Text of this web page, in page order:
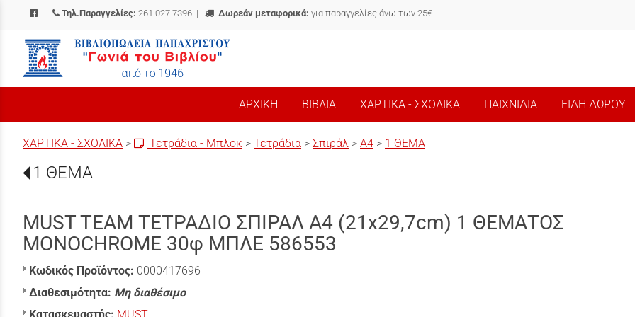
| Τηλ.Παραγγελίες: 261 027 7396 | Δωρεάν μεταφορικά: για παραγγελίες άνω των 25€
/
ΑΡΧΙΚΗ ΒΙΒΛΙΑ ΧΑΡΤΙΚΑ - ΣΧΟΛΙΚΑ ΠΑΙΧΝΙΔΙΑ ΕΙΔΗ ΔΩΡΟΥ
ΧΑΡΤΙΚΑ - ΣΧΟΛΙΚΑ > Τετράδια - Μπλοκ > Τετράδια > Σπιράλ > Α4 > 1 ΘΕΜΑ
1 ΘΕΜΑ
MUST TEAM ΤΕΤΡΑΔΙΟ ΣΠΙΡΑΛ A4 (21x29,7cm) 1 ΘΕΜΑΤΟΣ
MONOCHROME 30φ ΜΠΛΕ 586553
Κωδικός Προϊόντος: 0000417696
Διαθεσιμότητα: Μη διαθέσιμο